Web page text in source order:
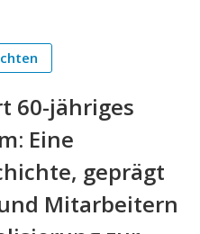
KORLOY Museum
60-jähriges
Eine
geprägt
Mitarbeitern